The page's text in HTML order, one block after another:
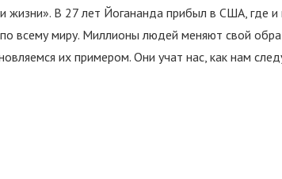
В 27 лет Йогананда прибыл в США, где
всему миру. Миллионы людей меняют свой
их примером. Они учат нас, как нам